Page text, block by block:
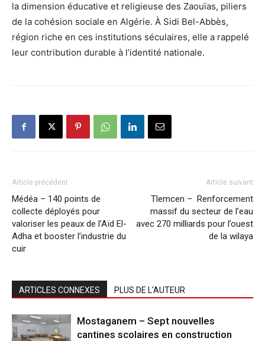
la dimension éducative et religieuse des Zaouïas, piliers
de la cohésion sociale en Algérie. À Sidi Bel-Abbès,
région riche en ces institutions séculaires, elle a rappelé
leur contribution durable à l’identité nationale.
Article précédent
Médéa – 140 points de
collecte déployés pour
valoriser les peaux de l’Aïd El-
Adha et booster l’industrie du
cuir
Article suivant
Tlemcen – Renforcement
massif du secteur de l’eau
avec 270 milliards pour l’ouest
de la wilaya
ARTICLES CONNEXES PLUS DE L'AUTEUR
Mostaganem – Sept nouvelles
cantines scolaires en construction